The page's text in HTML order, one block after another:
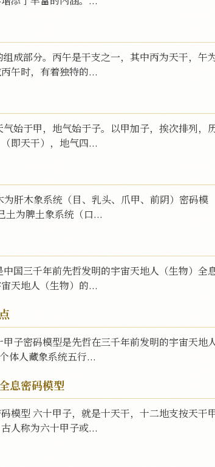
成部分。丙午是干支之一，其中丙为天干，午
午时，有着独特的...
始于甲，地气始于子。以甲加子，挨次排列，
即天干），地气四...
肝木象系统（目、乳头、爪甲、前阴）密码模
土为脾土象系统（口...
国三千年前先哲发明的宇宙天地人（生物）全
天地人（生物）的...
子密码模型是先哲在三千年前发明的宇宙天地
体人藏象系统五行...
息密码模型
模型 六十甲子，就是十天干，十二地支按天干
人称为六十甲子或...